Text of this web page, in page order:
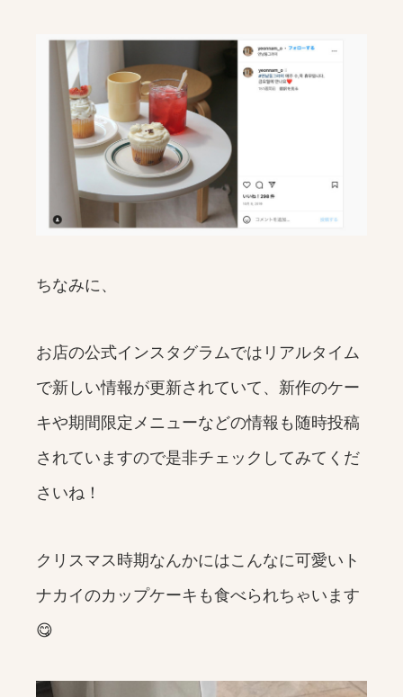
ちなみに、
お店の公式インスタグラムではリアルタイム
で新しい情報が更新されていて、新作のケー
キや期間限定メニューなどの情報も随時投稿
されていますので是非チェックしてみてくだ
さいね！
クリスマス時期なんかにはこんなに可愛いト
ナカイのカップケーキも食べられちゃいます
😋